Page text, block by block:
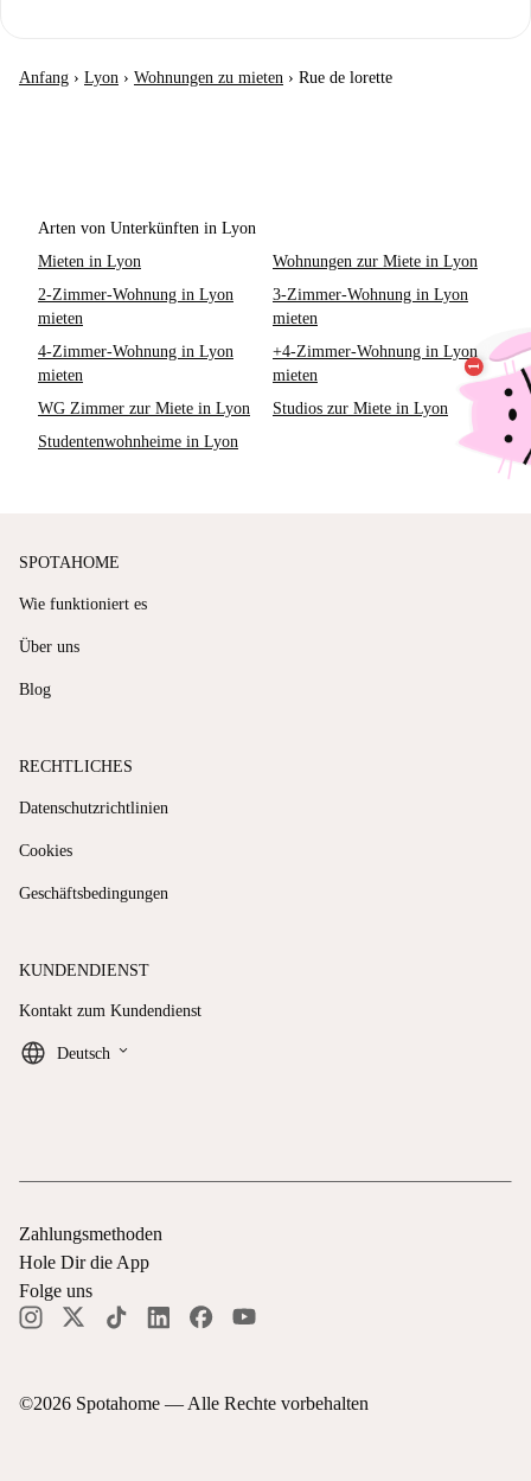
Anfang › Lyon › Wohnungen zu mieten › Rue de lorette
Arten von Unterkünften in Lyon
Mieten in Lyon
Wohnungen zur Miete in Lyon
2-Zimmer-Wohnung in Lyon
mieten
3-Zimmer-Wohnung in Lyon
mieten
4-Zimmer-Wohnung in Lyon
mieten
+4-Zimmer-Wohnung in Lyon
mieten
WG Zimmer zur Miete in Lyon
Studios zur Miete in Lyon
Studentenwohnheime in Lyon
SPOTAHOME
Wie funktioniert es
Über uns
Blog
RECHTLICHES
Datenschutzrichtlinien
Cookies
Geschäftsbedingungen
KUNDENDIENST
Kontakt zum Kundendienst
Deutsch keyboard_arrow_down
©2026 Spotahome — Alle Rechte vorbehalten
Zahlungsmethoden
Hole Dir die App
Folge uns